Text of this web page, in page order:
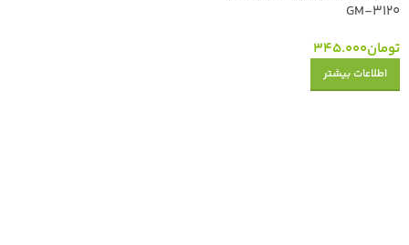
GM-3120
تومان345.000
اطلاعات بیشتر